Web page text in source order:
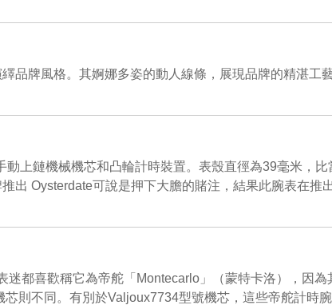
品牌風格。其婀娜多姿的動人線條，展現品牌的精湛工
上鏈機械機芯和凸輪計時裝置。表殼直徑為39毫米，
出 Oysterdate可說是押下大膽的賭注，結果此腕表在推
都喜歡稱它為帝舵「Montecarlo」（蒙特卡洛），因為
則不同。有別於Valjoux7734型號機芯，這些帝舵計時